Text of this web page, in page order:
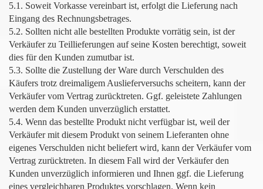
5.1. Soweit Vorkasse vereinbart ist, erfolgt die Lieferung nach
Eingang des Rechnungsbetrages.
5.2. Sollten nicht alle bestellten Produkte vorrätig sein, ist der
Verkäufer zu Teillieferungen auf seine Kosten berechtigt, soweit
dies für den Kunden zumutbar ist.
5.3. Sollte die Zustellung der Ware durch Verschulden des
Käufers trotz dreimaligem Auslieferversuchs scheitern, kann der
Verkäufer vom Vertrag zurücktreten. Ggf. geleistete Zahlungen
werden dem Kunden unverzüglich erstattet.
5.4. Wenn das bestellte Produkt nicht verfügbar ist, weil der
Verkäufer mit diesem Produkt von seinem Lieferanten ohne
eigenes Verschulden nicht beliefert wird, kann der Verkäufer vom
Vertrag zurücktreten. In diesem Fall wird der Verkäufer den
Kunden unverzüglich informieren und Ihnen ggf. die Lieferung
eines vergleichbaren Produktes vorschlagen. Wenn kein